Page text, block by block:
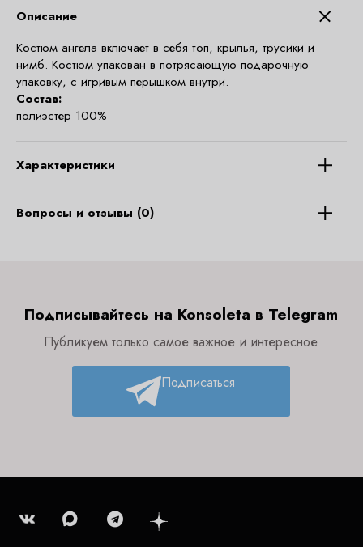
Описание
Костюм ангела включает в себя топ, крылья, трусики и
нимб. Костюм упакован в потрясающую подарочную
упаковку, с игривым перышком внутри.
Состав:
полиэстер 100%
Характеристики
Вопросы и отзывы (0)
Подписывайтесь на Konsoleta в Telegram
Публикуем только самое важное и интересное
Подписаться